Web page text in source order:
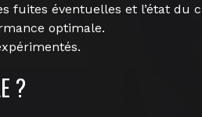
fuites éventuelles et l’état du
optimale.
?